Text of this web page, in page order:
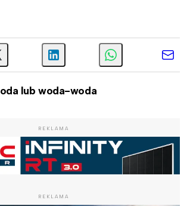
lub woda-woda
REKLAMA
REKLAMA